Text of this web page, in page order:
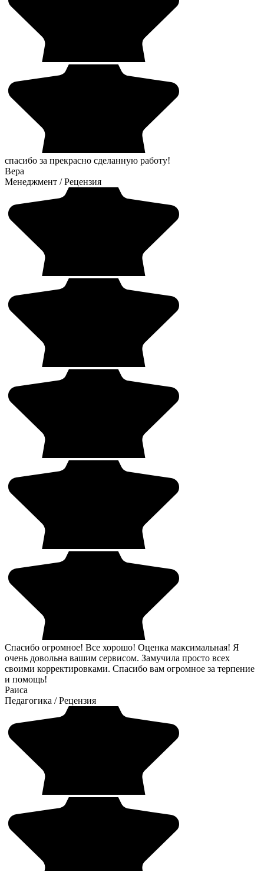
спасибо за прекрасно сделанную работу!
Вера
Менеджмент /Рецензия
Спасибо огромное! Все хорошо! Оценка максимальная! Я
очень довольна вашим сервисом. Замучила просто всех
своими корректировками. Спасибо вам огромное за терпение
и помощь!
Раиса
Педагогика /Рецензия